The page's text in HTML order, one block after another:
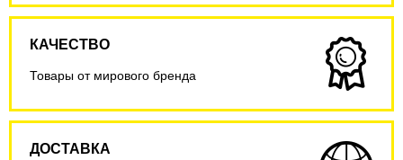
КАЧЕСТВО
Товары от мирового бренда
ДОСТАВКА